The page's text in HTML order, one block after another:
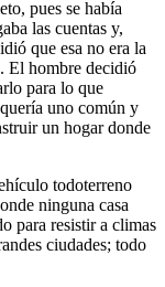
pues se había
las cuentas y,
que esa no era la
El hombre decidió
para lo que
uno común y
un hogar donde
todoterreno
ninguna casa
para resistir a climas
ciudades; todo